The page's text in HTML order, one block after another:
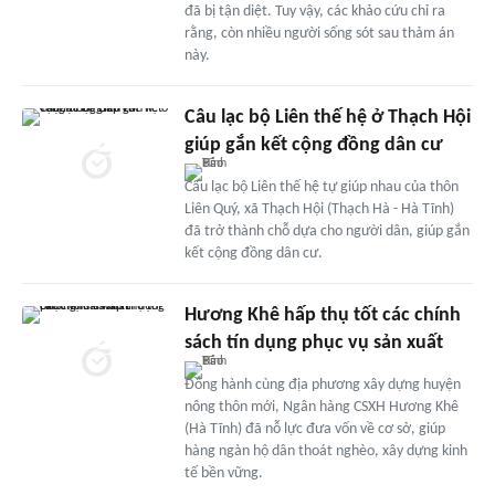
đã bị tận diệt. Tuy vậy, các khảo cứu chỉ ra
rằng, còn nhiều người sống sót sau thảm án
này.
Câu lạc bộ Liên thế hệ ở Thạch Hội
giúp gắn kết cộng đồng dân cư
Câu lạc bộ Liên thế hệ tự giúp nhau của thôn
Liên Quý, xã Thạch Hội (Thạch Hà - Hà Tĩnh)
đã trở thành chỗ dựa cho người dân, giúp gắn
kết cộng đồng dân cư.
Hương Khê hấp thụ tốt các chính
sách tín dụng phục vụ sản xuất
Đồng hành cùng địa phương xây dựng huyện
nông thôn mới, Ngân hàng CSXH Hương Khê
(Hà Tĩnh) đã nỗ lực đưa vốn về cơ sở, giúp
hàng ngàn hộ dân thoát nghèo, xây dựng kinh
tế bền vững.